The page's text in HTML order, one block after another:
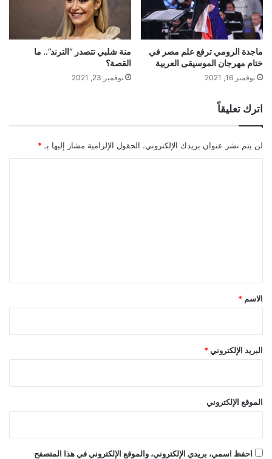
ماجدة الرومي ترفع علم مصر في
ختام مهرجان الموسيقى العربية
نوفمبر 16, 2021
منة شلبي تتصدر “الترند”.. ما
القصة؟
نوفمبر 23, 2021
اترك تعليقاً
لن يتم نشر عنوان بريدك الإلكتروني. الحقول الإلزامية مشار إليها بـ *
*
الاسم *
البريد الإلكتروني *
الموقع الإلكتروني
احفظ اسمي، بريدي الإلكتروني، والموقع الإلكتروني في هذا المتصفح